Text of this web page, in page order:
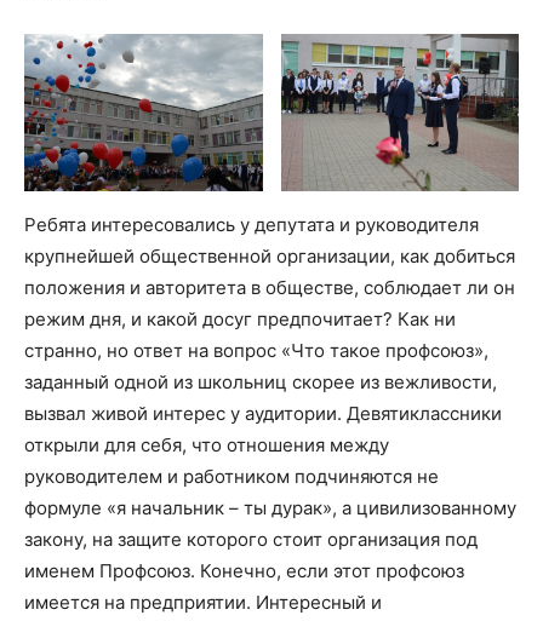
Ребята интересовались у депутата и руководителя
крупнейшей общественной организации, как добиться
положения и авторитета в обществе, соблюдает ли он
режим дня, и какой досуг предпочитает? Как ни
странно, но ответ на вопрос «Что такое профсоюз»,
заданный одной из школьниц скорее из вежливости,
вызвал живой интерес у аудитории. Девятиклассники
открыли для себя, что отношения между
руководителем и работником подчиняются не
формуле «я начальник – ты дурак», а цивилизованному
закону, на защите которого стоит организация под
именем Профсоюз. Конечно, если этот профсоюз
имеется на предприятии. Интересный и